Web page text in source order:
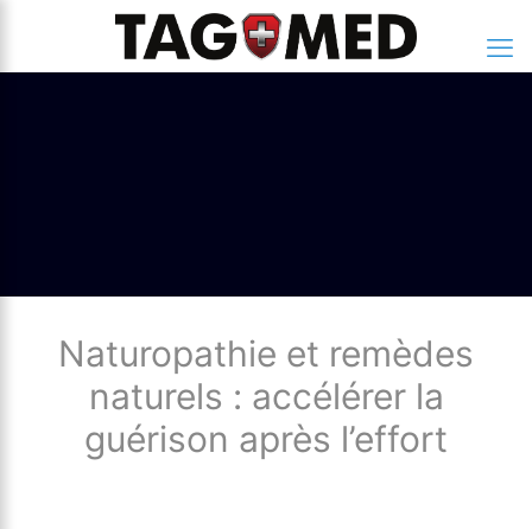
Naturopathie et remèdes
naturels : accélérer la
guérison après l’effort